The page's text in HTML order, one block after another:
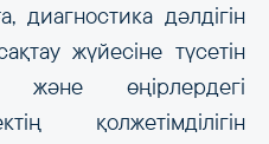
диагностика дәлдігін
жүйесіне түсетін
және өңірлердегі
қолжетімділігін